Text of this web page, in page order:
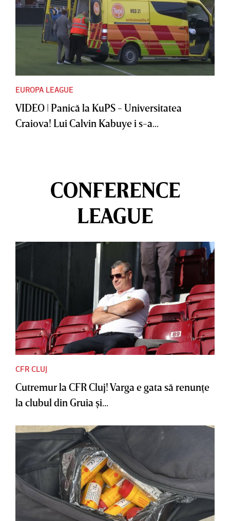
EUROPA LEAGUE
VIDEO | Panică la KuPS - Universitatea
Craiova! Lui Calvin Kabuye i s-a...
CONFERENCE
LEAGUE
CFR CLUJ
Cutremur la CFR Cluj! Varga e gata să renunţe
la clubul din Gruia şi...